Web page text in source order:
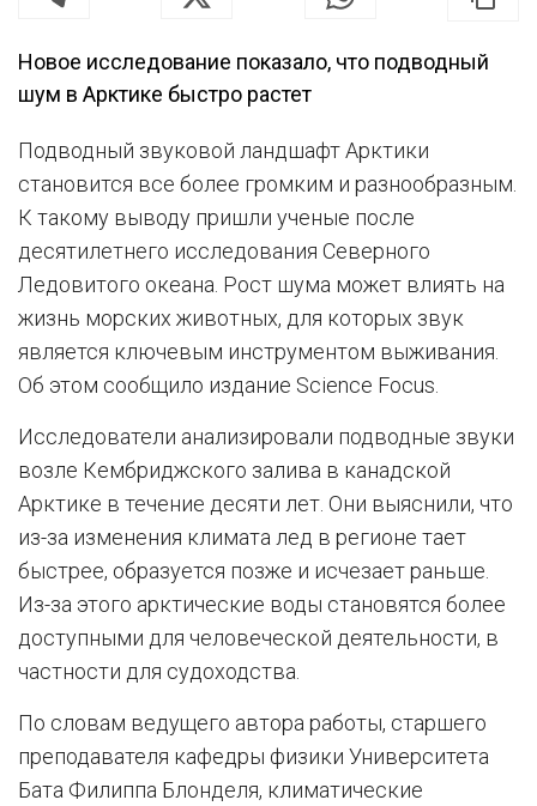
Новое исследование показало, что подводный
шум в Арктике быстро растет
Подводный звуковой ландшафт Арктики
становится все более громким и разнообразным.
К такому выводу пришли ученые после
десятилетнего исследования Северного
Ледовитого океана. Рост шума может влиять на
жизнь морских животных, для которых звук
является ключевым инструментом выживания.
Об этом сообщило издание Science Focus.
Исследователи анализировали подводные звуки
возле Кембриджского залива в канадской
Арктике в течение десяти лет. Они выяснили, что
из-за изменения климата лед в регионе тает
быстрее, образуется позже и исчезает раньше.
Из-за этого арктические воды становятся более
доступными для человеческой деятельности, в
частности для судоходства.
По словам ведущего автора работы, старшего
преподавателя кафедры физики Университета
Бата Филиппа Блонделя, климатические